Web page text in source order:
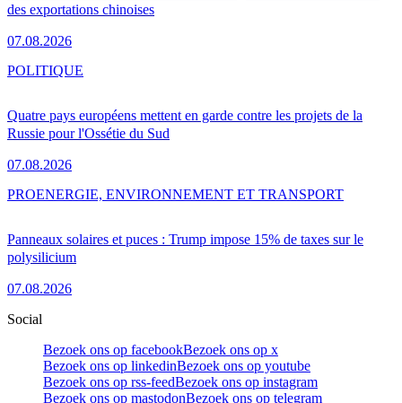
des exportations chinoises
07.08.2026
Quatre pays européens mettent en garde contre les projets de la
Russie pour l'Ossétie du Sud
07.08.2026
POLITIQUE
Panneaux solaires et puces : Trump impose 15% de taxes sur le
polysilicium
07.08.2026
PROENERGIE, ENVIRONNEMENT ET TRANSPORT
Social
Bezoek ons op facebookBezoek ons op x
Bezoek ons op linkedinBezoek ons op youtube
Bezoek ons op rss-feedBezoek ons op instagram
Bezoek ons op mastodonBezoek ons op telegram